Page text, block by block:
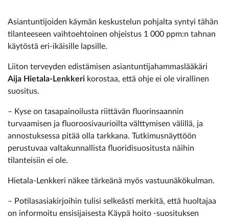
Asiantuntijoiden käymän keskustelun pohjalta syntyi tähän
tilanteeseen vaihtoehtoinen ohjeistus 1 000 ppm:n tahnan
käytöstä eri-ikäisille lapsille.
Liiton terveyden edistämisen asiantuntijahammaslääkäri
Aija Hietala-Lenkkeri korostaa, että ohje ei ole virallinen
suositus.
– Kyse on tasapainoilusta riittävän fluorinsaannin
turvaamisen ja fluoroosivaurioilta välttymisen välillä, ja
annostuksessa pitää olla tarkkana. Tutkimusnäyttöön
perustuvaa valtakunnallista fluoridisuositusta näihin
tilanteisiin ei ole.
Hietala-Lenkkeri näkee tärkeänä myös vastuunäkökulman.
– Potilasasiakirjoihin tulisi selkeästi merkitä, että huoltajaa
on informoitu ensisijaisesta Käypä hoito -suosituksen